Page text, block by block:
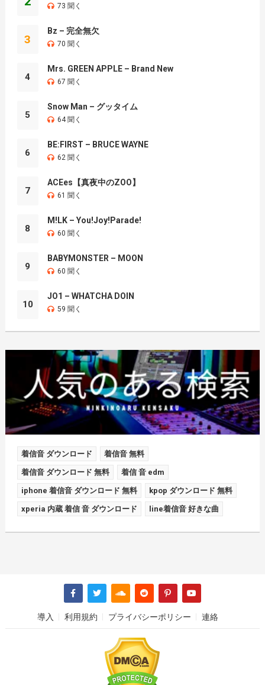
73 聞く
3
Bz – 完全無欠
70 聞く
4
Mrs. GREEN APPLE – Brand New
67 聞く
5
Snow Man – グッタイム
64 聞く
6
BE:FIRST – BRUCE WAYNE
62 聞く
7
ACEes【真夜中のZOO】
61 聞く
8
M!LK – You!Joy!Parade!
60 聞く
9
BABYMONSTER – MOON
60 聞く
10
JO1 – WHATCHA DOIN
59 聞く
着信音 ダウンロード 着信音 無料
着信音 ダウンロード 無料 着信 音 edm
iphone 着信音 ダウンロード 無料 kpop ダウンロード 無料
xperia 内蔵 着信 音 ダウンロード line着信音 好きな曲
導入 利用規約 プライバシーポリシー 連絡